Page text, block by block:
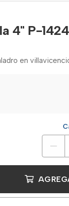
4" P-
en